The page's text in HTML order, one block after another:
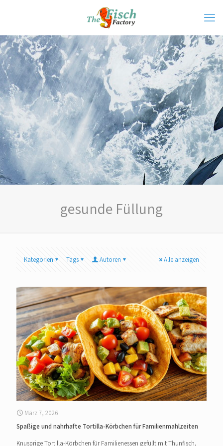
gesunde Füllung
Kategorien Tags Autoren Alle anzeigen
März 7, 2026
Spaßige und nahrhafte Tortilla-Körbchen für Familienmahlzeiten
Knusprige Tortilla-Körbchen für Familienessen gefüllt mit Thunfisch,